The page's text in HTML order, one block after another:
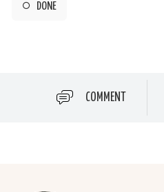
DONE
COMMENT